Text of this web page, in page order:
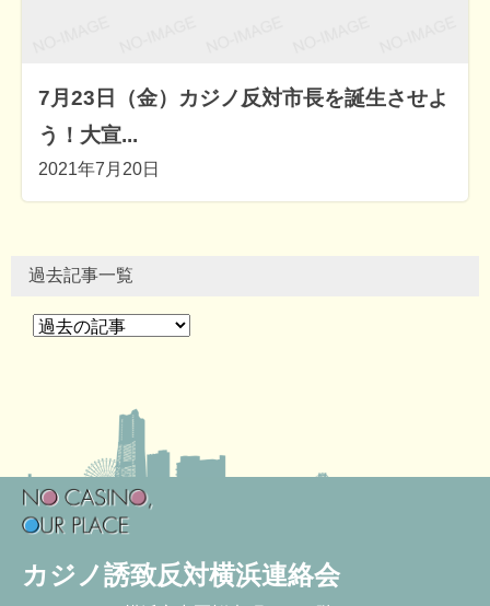
7月23日（金）カジノ反対市長を誕生させよ
う！大宣...
2021年7月20日
過去記事一覧
カジノ誘致反対横浜連絡会